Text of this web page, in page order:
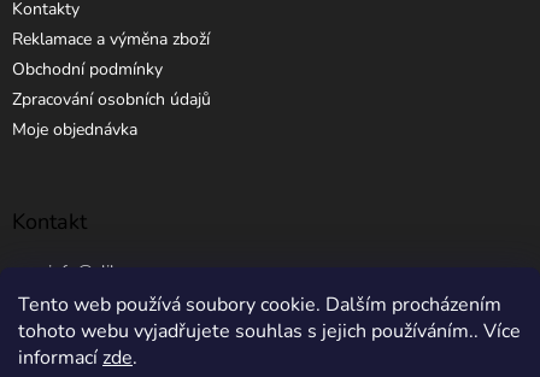
Tento web používá soubory cookie. Dalším procházením
tohoto webu vyjadřujete souhlas s jejich používáním.. Více
informacízde.
Kontakty
Reklamace a výměna zboží
Obchodní podmínky
Zpracování osobních údajů
Moje objednávka
Kontakt
info @ elibros.cz
+420 734 184 444